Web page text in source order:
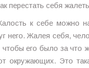
перестать себя
к себе можно
него. Жалея себя,
его было за что
окружающих. Это